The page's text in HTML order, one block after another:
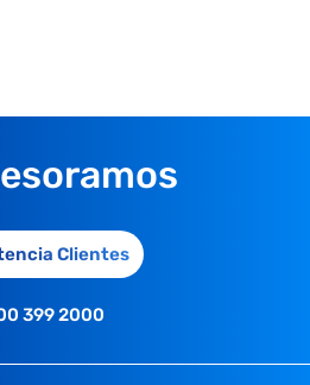
Clientes
399 2000